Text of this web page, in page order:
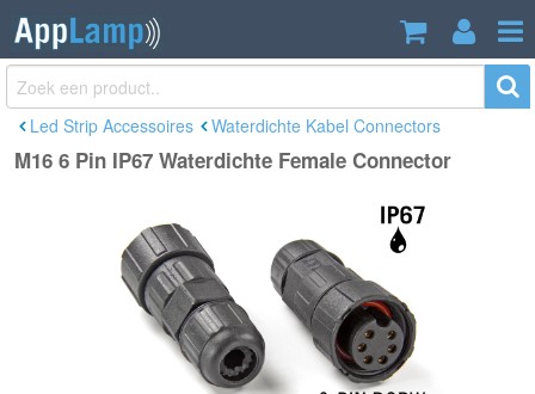
M16 6 Pin IP67 Waterdichte Female
Connector
€4,89
Led Strip Accessoires Waterdichte Kabel Connectors
M16 6 Pin IP67 Waterdichte Female Connector